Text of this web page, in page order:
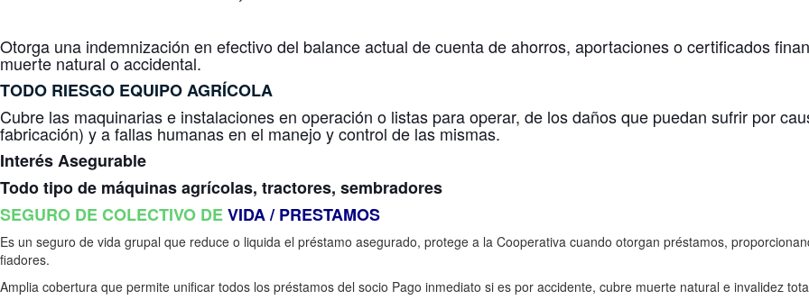
Otorga una indemnización en efectivo del balance actual de cuenta de ahorros, aportaciones o certificados
muerte natural o accidental.
TODO RIESGO EQUIPO AGRÍCOLA
Cubre las maquinarias e instalaciones en operación o listas para operar, de los daños que puedan sufrir por
fabricación) y a fallas humanas en el manejo y control de las mismas.
Interés Asegurable
Todo tipo de máquinas agrícolas, tractores, sembradores
SEGURO DE COLECTIVO DEVIDA / PRESTAMOS
Es un seguro de vida grupal que reduce o liquida el préstamo asegurado, protege a la Cooperativa cuando otorgan préstamos,
fiadores.
Amplia cobertura que permite unificar todos los préstamos del socio Pago inmediato si es por accidente, cubre muerte natural e invalidez